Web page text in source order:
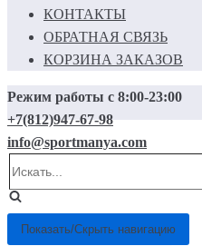
КОНТАКТЫ
ОБРАТНАЯ СВЯЗЬ
КОРЗИНА ЗАКАЗОВ
Режим работы с 8:00-23:00
+7(812)947-67-98
info@sportmanya.com
Показать/Скрыть навигацию